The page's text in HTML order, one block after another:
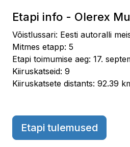
Etapi info - Olerex
Võistlussari: Eesti autoralli
Mitmes etapp: 5
Etapi toimumise aeg: 17.
Kiiruskatseid: 9
Kiiruskatsete distants: 92.39
Etapi tulemused